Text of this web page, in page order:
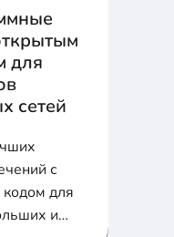
для
сетей
с
для
и